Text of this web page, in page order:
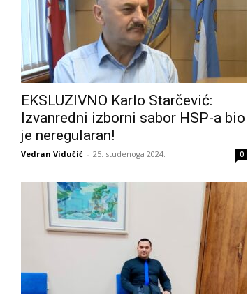
EKSLUZIVNO Karlo Starčević:
Izvanredni izborni sabor HSP-a bio
je neregularan!
Vedran Vidučić - 25. studenoga 2024. 0